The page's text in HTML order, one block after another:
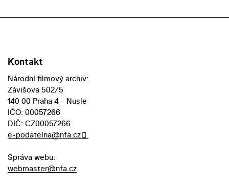
Kontakt
Národní filmový archiv:
Závišova 502/5
140 00 Praha 4 - Nusle
IČO: 00057266
DIČ: CZ00057266
e-podatelna@nfa.cz
Správa webu:
webmaster@nfa.cz